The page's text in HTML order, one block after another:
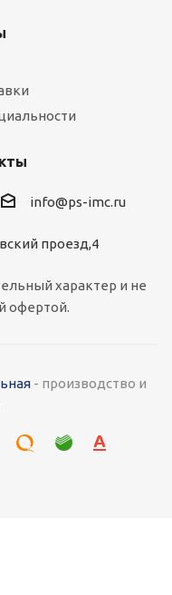
info@ps-imc.ru
проезд,4
характер и не
офертой.
- производство и